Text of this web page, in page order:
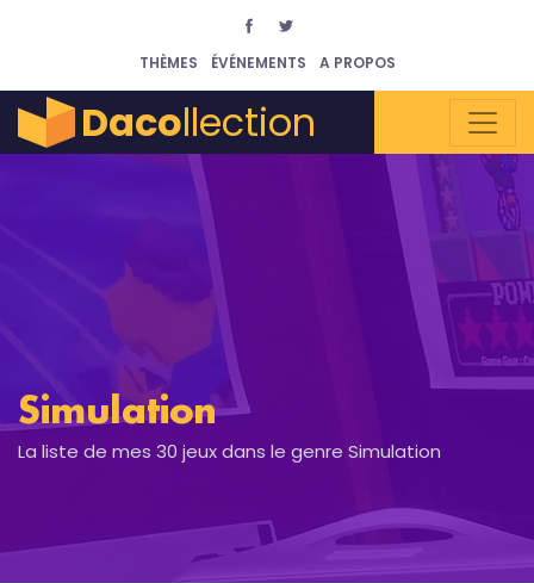
THÈMES ÉVÉNEMENTS A PROPOS
Dacollection
Simulation
La liste de mes 30 jeux dans le genre Simulation